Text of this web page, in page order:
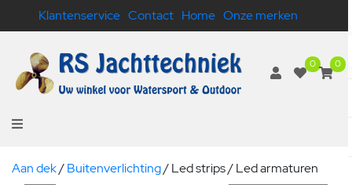
Klantenservice Contact Home Onze merken
0 0
Aan dek/Buitenverlichting/Led strips / Led armaturen